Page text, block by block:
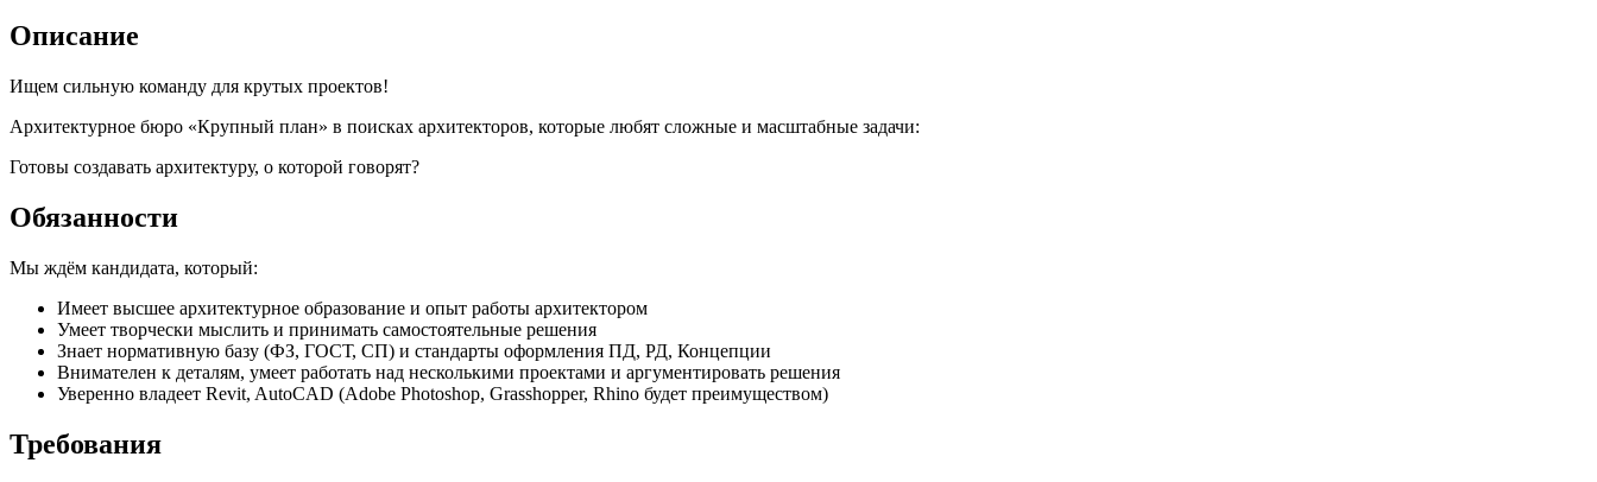
Описание
Ищем сильную команду для крутых проектов!
Архитектурное бюро «Крупный план» в поисках архитекторов, которые любят сложные и масштабные задачи:
Готовы создавать архитектуру, о которой говорят?
Обязанности
Мы ждём кандидата, который:
Имеет высшее архитектурное образование и опыт работы архитектором
Умеет творчески мыслить и принимать самостоятельные решения
Знает нормативную базу (ФЗ, ГОСТ, СП) и стандарты оформления ПД, РД, Концепции
Внимателен к деталям, умеет работать над несколькими проектами и аргументировать решения
Уверенно владеет Revit, AutoCAD (Adobe Photoshop, Grasshopper, Rhino будет преимуществом)
Требования